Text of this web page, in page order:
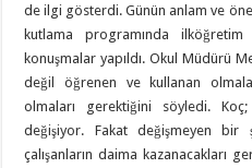
de ilgi gösterdi. Günün anlam ve
kutlama programında
konuşmalar yapıldı. Okul Müdürü
değil öğrenen ve kullanan
olmaları gerektiğini söyledi.
değişiyor. Fakat değişmeyen
çalışanların daima kazanacakları